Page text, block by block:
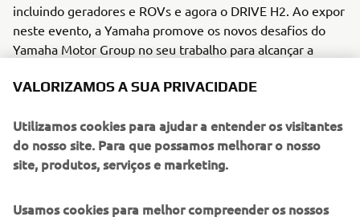
incluindo geradores e ROVs e agora o DRIVE H2. Ao expor
neste evento, a Yamaha promove os novos desafios do
Yamaha Motor Group no seu trabalho para alcançar a
Association) da América e é o ponto de encontro mais
significativo do ano para o negócio do golfe. Os
profissionais de golfe da PGA of America e os líderes da
indústria formam uma comunidade internacional dinâmica
produtos, programas e ideias para inspirar a inovação, criar
VALORIZAMOS A SUA PRIVACIDADE
Utilizamos cookies para ajudar a entender os visitantes
do nosso site. Para que possamos melhorar o nosso
site, produtos, serviços e marketing.
Usamos cookies para melhor compreender os nossos